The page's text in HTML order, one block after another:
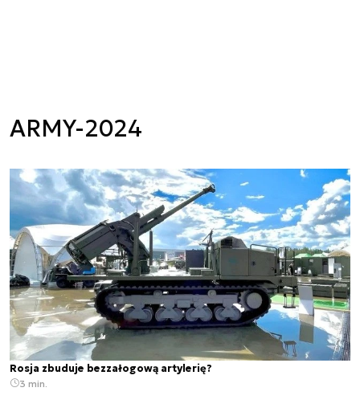
ARMY-2024
Rosja zbuduje bezzałogową artylerię?
3 min.